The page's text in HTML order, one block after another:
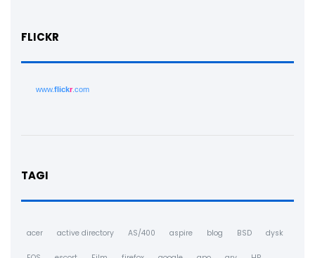
FLICKR
www.flickr.com
TAGI
acer active directory AS/400 aspire blog BSD dysk